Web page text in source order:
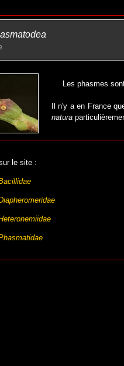
Les phasmes
Il n'y a en France
natura
le site :